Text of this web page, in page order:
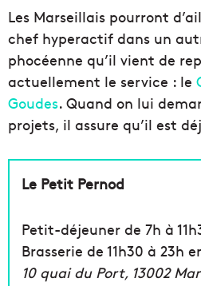
Les Marseillais pourront
chef hyperactif dans un
phocéenne qu’il vient de
actuellement le service : le
Goudes. Quand on lui
projets, il assure qu’il est
Le Petit Pernod
Petit-déjeuner de 7h à
Brasserie de 11h30 à 23h
10 quai du Port, 13002